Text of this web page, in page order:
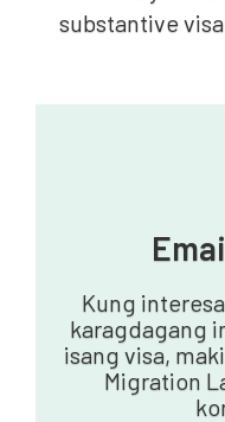
substantive
Kung
karagdagang
isang visa,
Migration